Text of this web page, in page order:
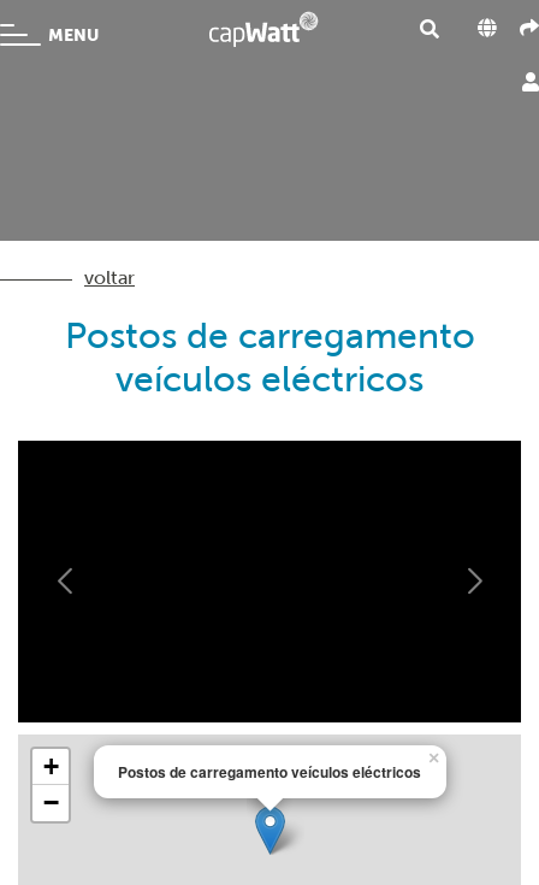
MENU
voltar
Postos de carregamento
veículos eléctricos
Postos de carregamento veículos eléctricos
×
+
−